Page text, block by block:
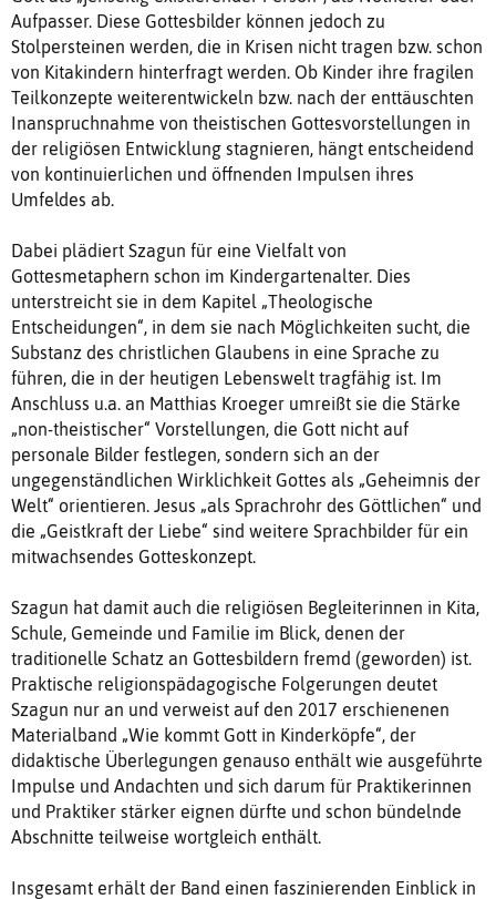
Aufpasser. Diese Gottesbilder können jedoch zu
Stolpersteinen werden, die in Krisen nicht tragen bzw. schon
von Kitakindern hinterfragt werden. Ob Kinder ihre fragilen
Teilkonzepte weiterentwickeln bzw. nach der enttäuschten
Inanspruchnahme von theistischen Gottesvorstellungen in
der religiösen Entwicklung stagnieren, hängt entscheidend
von kontinuierlichen und öffnenden Impulsen ihres
Umfeldes ab.
Dabei plädiert Szagun für eine Vielfalt von
Gottesmetaphern schon im Kindergartenalter. Dies
unterstreicht sie in dem Kapitel „Theologische
Entscheidungen“, in dem sie nach Möglichkeiten sucht, die
Substanz des christlichen Glaubens in eine Sprache zu
führen, die in der heutigen Lebenswelt tragfähig ist. Im
Anschluss u.a. an Matthias Kroeger umreißt sie die Stärke
„non-theistischer“ Vorstellungen, die Gott nicht auf
personale Bilder festlegen, sondern sich an der
ungegenständlichen Wirklichkeit Gottes als „Geheimnis der
Welt“ orientieren. Jesus „als Sprachrohr des Göttlichen“ und
die „Geistkraft der Liebe“ sind weitere Sprachbilder für ein
mitwachsendes Gotteskonzept.
Szagun hat damit auch die religiösen Begleiterinnen in Kita,
Schule, Gemeinde und Familie im Blick, denen der
traditionelle Schatz an Gottesbildern fremd (geworden) ist.
Praktische religionspädagogische Folgerungen deutet
Szagun nur an und verweist auf den 2017 erschienenen
Materialband „Wie kommt Gott in Kinderköpfe“, der
didaktische Überlegungen genauso enthält wie ausgeführte
Impulse und Andachten und sich darum für Praktikerinnen
und Praktiker stärker eignen dürfte und schon bündelnde
Abschnitte teilweise wortgleich enthält.
Insgesamt erhält der Band einen faszinierenden Einblick in